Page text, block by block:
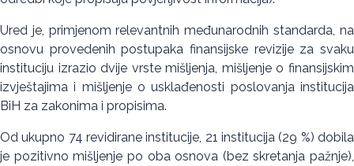
Ured je, primjenom relevantnih međunarodnih standarda, na
osnovu provedenih postupaka finansijske revizije za svaku
instituciju izrazio dvije vrste mišljenja, mišljenje o finansijskim
izvještajima i mišljenje o usklađenosti poslovanja institucija
BiH za zakonima i propisima.
Od ukupno 74 revidirane institucije, 21 institucija (29 %) dobila
je pozitivno mišljenje po oba osnova (bez skretanja pažnje),